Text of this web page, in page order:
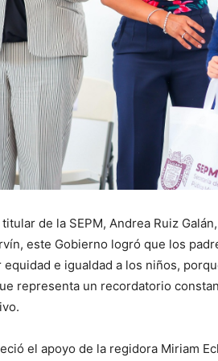
de la SEPM, Andrea Ruiz
este Gobierno logró que los
equidad e igualdad a los niños,
representa un recordatorio
el apoyo de la regidora Miriam